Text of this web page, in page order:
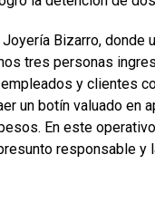
Bizarro, donde
tres personas
y clientes
un botín valuado en
En este
responsable y